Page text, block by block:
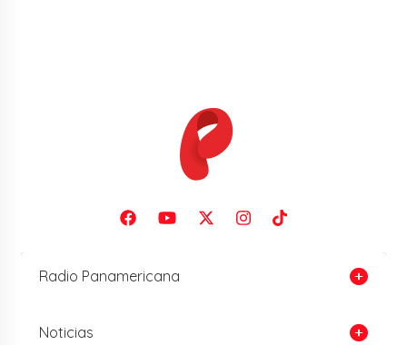
Radio Panamericana
Noticias